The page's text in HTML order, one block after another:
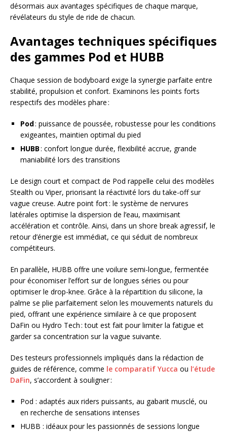
désormais aux avantages spécifiques de chaque marque,
révélateurs du style de ride de chacun.
Avantages techniques spécifiques
des gammes Pod et HUBB
Chaque session de bodyboard exige la synergie parfaite entre
stabilité, propulsion et confort. Examinons les points forts
respectifs des modèles phare :
Pod: puissance de poussée, robustesse pour les conditions
exigeantes, maintien optimal du pied
HUBB: confort longue durée, flexibilité accrue, grande
maniabilité lors des transitions
Le design court et compact de Pod rappelle celui des modèles
Stealth ou Viper, priorisant la réactivité lors du take-off sur
vague creuse. Autre point fort : le système de nervures
latérales optimise la dispersion de l’eau, maximisant
accélération et contrôle. Ainsi, dans un shore break agressif, le
retour d’énergie est immédiat, ce qui séduit de nombreux
compétiteurs.
En parallèle, HUBB offre une voilure semi-longue, fermentée
pour économiser l’effort sur de longues séries ou pour
optimiser le drop-knee. Grâce à la répartition du silicone, la
palme se plie parfaitement selon les mouvements naturels du
pied, offrant une expérience similaire à ce que proposent
DaFin ou Hydro Tech : tout est fait pour limiter la fatigue et
garder sa concentration sur la vague suivante.
Des testeurs professionnels impliqués dans la rédaction de
guides de référence, comme le comparatif Yucca ou l’étude
DaFin, s’accordent à souligner :
Pod : adaptés aux riders puissants, au gabarit musclé, ou
en recherche de sensations intenses
HUBB : idéaux pour les passionnés de sessions longue